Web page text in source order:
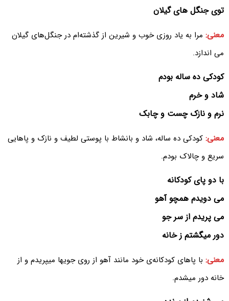
توی جنگل های گیلان
معنی: مرا به یاد روزی خوب و شیرین از گذشته‌ام در جنگل‌های گیلان
می اندازد.
کودکی ده ساله بودم
شاد و خرم
نرم و نازک چست و چابک
معنی: کودکی ده ساله، شاد و بانشاط با پوستی لطیف و نازک و پاهایی
سریع و چالاک بودم.
با دو پای کودکانه
می دویدم همچو آهو
می پریدم از سر جو
دور میگشتم ز خانه
معنی: با پاهای کودکانه‌ی خود مانند آهو از روی جویها میپریدم و از
خانه دور میشدم.